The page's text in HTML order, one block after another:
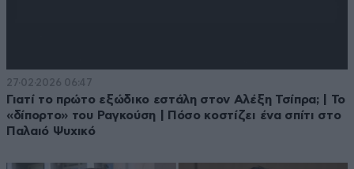
27·02·2026 06:47
Γιατί το πρώτο εξώδικο εστάλη στον Αλέξη Τσίπρα; | Το
«δίπορτο» του Ραγκούση | Πόσο κοστίζει ένα σπίτι στο
Παλαιό Ψυχικό